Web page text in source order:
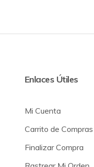
Enlaces Útiles
Mi Cuenta
Carrito de Compras
Finalizar Compra